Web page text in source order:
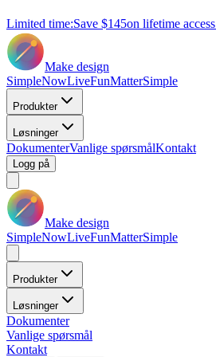
Limited time:Save $145on lifetime access
Make design
SimpleNowLiveFunMatterSimple
Produkter
Løsninger
DokumenterVanlige spørsmålKontakt
Logg på
Make design
SimpleNowLiveFunMatterSimple
Produkter
Løsninger
Dokumenter
Vanlige spørsmål
Kontakt